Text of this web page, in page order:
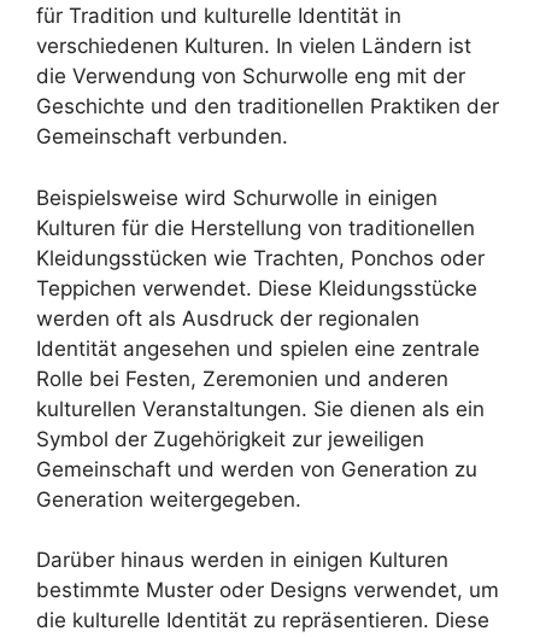
für Tradition und kulturelle Identität in
verschiedenen Kulturen. In vielen Ländern ist
die Verwendung von Schurwolle eng mit der
Geschichte und den traditionellen Praktiken der
Gemeinschaft verbunden.
Beispielsweise wird Schurwolle in einigen
Kulturen für die Herstellung von traditionellen
Kleidungsstücken wie Trachten, Ponchos oder
Teppichen verwendet. Diese Kleidungsstücke
werden oft als Ausdruck der regionalen
Identität angesehen und spielen eine zentrale
Rolle bei Festen, Zeremonien und anderen
kulturellen Veranstaltungen. Sie dienen als ein
Symbol der Zugehörigkeit zur jeweiligen
Gemeinschaft und werden von Generation zu
Generation weitergegeben.
Darüber hinaus werden in einigen Kulturen
bestimmte Muster oder Designs verwendet, um
die kulturelle Identität zu repräsentieren. Diese